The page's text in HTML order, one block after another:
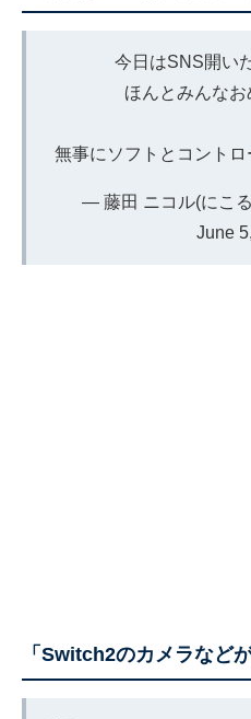
今日はSNS開い
ほんとみんな
無事にソフトとコントロ
— 藤田 ニコル(にこ
June
「Switch2のカメラなど